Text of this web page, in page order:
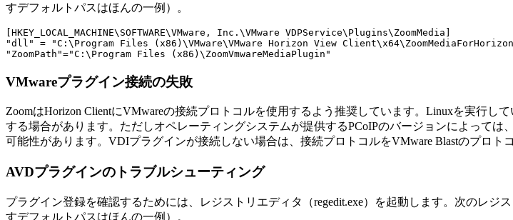
すデフォルトパスはほんの一例）。
[HKEY_LOCAL_MACHINE\SOFTWARE\VMware, Inc.\VMware VDPService\Plugins\ZoomMedia]
"dll" = "C:\Program Files (x86)\VMware\VMware Horizon View
"ZoomPath"="C:\Program Files (x86)\ZoomVmwareMediaPlugin"
VMwareプラグイン接続の失敗
ZoomはHorizon ClientにVMwareの接続プロトコルを使用するよう推奨しています。Linuxを実行し
する場合があります。ただしオペレーティングシステムが提供するPCoIPのバージョンによって
可能性があります。VDIプラグインが接続しない場合は、接続プロトコルをVMware Blastのプロト
AVDプラグインのトラブルシューティング
プラグイン登録を確認するためには、レジストリエディタ（regedit.exe）を起動します。次のレ
すデフォルトパスはほんの一例）。